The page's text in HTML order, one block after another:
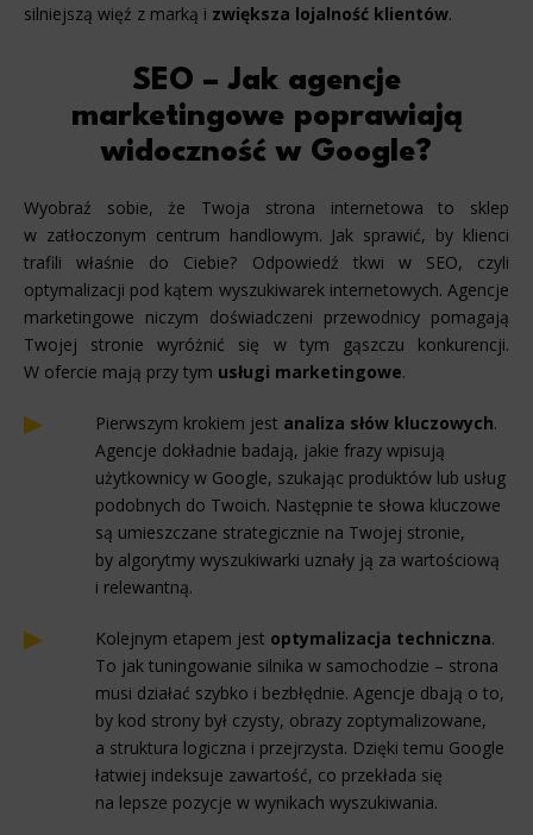
silniejszą więź z marką i zwiększa lojalność klientów.
SEO – Jak agencje
marketingowe poprawiają
widoczność w Google?
Wyobraź sobie, że Twoja strona internetowa to sklep
w zatłoczonym centrum handlowym. Jak sprawić, by klienci
trafili właśnie do Ciebie? Odpowiedź tkwi w SEO, czyli
optymalizacji pod kątem wyszukiwarek internetowych. Agencje
marketingowe niczym doświadczeni przewodnicy pomagają
Twojej stronie wyróżnić się w tym gąszczu konkurencji.
W ofercie mają przy tym usługi marketingowe.
Pierwszym krokiem jest analiza słów kluczowych.
Agencje dokładnie badają, jakie frazy wpisują
użytkownicy w Google, szukając produktów lub usług
podobnych do Twoich. Następnie te słowa kluczowe
są umieszczane strategicznie na Twojej stronie,
by algorytmy wyszukiwarki uznały ją za wartościową
i relewantną.
Kolejnym etapem jest optymalizacja techniczna.
To jak tuningowanie silnika w samochodzie – strona
musi działać szybko i bezbłędnie. Agencje dbają o to,
by kod strony był czysty, obrazy zoptymalizowane,
a struktura logiczna i przejrzysta. Dzięki temu Google
łatwiej indeksuje zawartość, co przekłada się
na lepsze pozycje w wynikach wyszukiwania.